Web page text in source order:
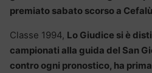
premiato sabato scorso a
Classe 1994, Lo Giudice si è
campionati alla guida del San
contro ogni pronostico, ha